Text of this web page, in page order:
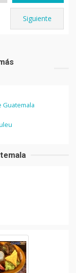
Siguiente
Guatemala